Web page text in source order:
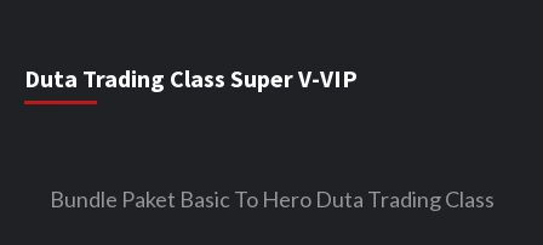
Duta Trading Class Super V-VIP
Bundle Paket Basic To Hero Duta Trading Class